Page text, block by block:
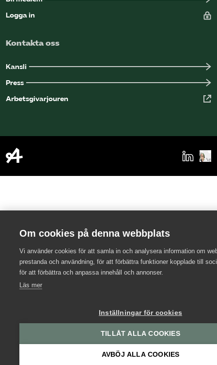
Logga in
Kontakta oss
Kansli
Press
Arbetsgivarjouren
Om cookies på denna webbplats
Vi använder cookies för att samla in och analysera information om
prestanda och användning, för att förbättra funktioner kopplade till
för att förbättra och anpassa innehåll och annonser.
Läs mer
Inställningar för cookies
TILLÅT ALLA COOKIES
AVBÖJ ALLA COOKIES